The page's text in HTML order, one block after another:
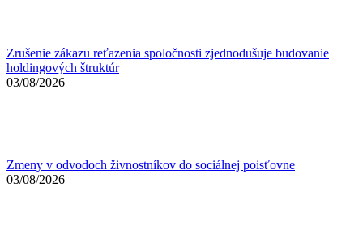
Zrušenie zákazu reťazenia spoločnosti zjednodušuje budovanie
holdingových štruktúr
03/08/2026
Zmeny v odvodoch živnostníkov do sociálnej poisťovne
03/08/2026